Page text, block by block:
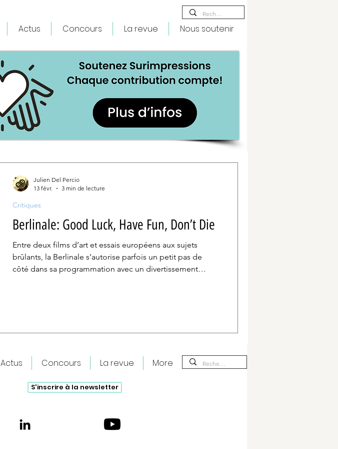
Actus Concours La revue Nous soutenir
Berlinale: Good Luck, Have Fun, Don’t Die
Entre deux films d’art et essais européens aux sujets
brûlants, la Berlinale s’autorise parfois un petit pas de
côté dans sa programmation avec un divertissement
Critiques
Julien Del Percio
13 févr.
3 min de lecture
Actus Concours La revue More
S'inscrire à la newsletter